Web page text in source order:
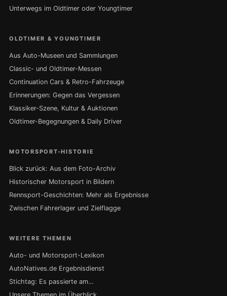
Unterwegs im Oldtimer oder Youngtimer
OLDTIMER & YOUNGTIMER
Aus Auto-Museen und Sammlungen
Classic- und Oldtimer-Messen
Continuation Cars & Retro-Fahrzeuge
Erinnerungen: Gegen das Vergessen
Klassiker-Szene, Kultur & Auktionen
Oldtimer-Begegnungen & Daily Driver
MOTORSPORT-HISTORIE
Blick zurück: Aus dem Foto-Archiv
Historischer Motorsport in Bildern
Rennsport-Geschichten: Mehr als Ergebnisse
Zwischen Fahrerlager und Zielflagge
WEITERE THEMEN
Auto- und Motorsport-Lexikon
AutoNatives.de Ergebnisdienst
Stichtag: Es passierte am…